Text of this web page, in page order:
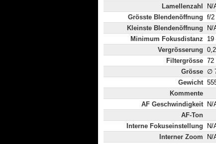
Lamellenzahl
N/
Grösste Blendenöffnung f/2
Kleinste Blendenöffnung
N/
Minimum Fokusdistanz
19
Vergrösserung
Filtergrösse 72
Grösse ∅
Gewicht
Kommente
AF Geschwindigkeit
N/
AF-Ton
Interne Fokuseinstellung
N/
Interner Zoom
N/